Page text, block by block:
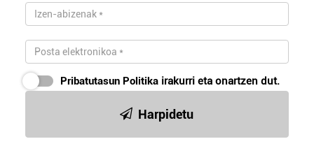
Pribatutasun Politika irakurri eta onartzen dut.
Harpidetu